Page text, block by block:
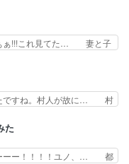
た… ライリーが好きだっ
… メイクでちょっと勇気
ットババアの亜… 1日で
もしっかり抱… 今回は交
パはいつも… 前半の霊カ
wジェッ… 今回はいつも
でお… 交通系悪霊除霊ツ
く… よく見ないと気付け
…
ぁ!!!これ見てた… 妻と子
プロポーズ… 遅れて5
すが，ここ… 「同情は創
も応援す… 東京で開かれ
ちの本… 一冊売る事の苦
同… 自分の妄想を買って
… 初めて自分の漫画が売
ですね。村人が故に… 村
をした鏡ずっ… カジノ
らない更に追… 王命でク
なったデビ… 最強の村
た
ーー！！！！ユノ、… 都